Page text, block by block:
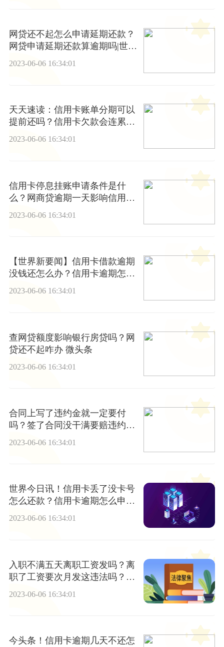
网贷还不起怎么申请延期还款？
网贷申请延期还款算逾期吗|世界
今头条
2023-06-06 16:34:01
天天速读：信用卡账单分期可以
提前还吗？信用卡欠款会连累子
女上学吗？
2023-06-06 16:34:01
信用卡停息挂账申请条件是什
么？网商贷逾期一天影响信用
2023-06-06 16:34:01
【世界新要闻】信用卡借款逾期
没钱还怎么办？信用卡逾期怎么
办停息挂账？
2023-06-06 16:34:01
查网贷额度影响银行房贷吗？网
贷还不起咋办 微头条
2023-06-06 16:34:01
合同上写了违约金就一定要付
吗？签了合同没干满要赔违约金
2023-06-06 16:34:01
世界今日讯！信用卡丢了没卡号
怎么还款？信用卡逾期怎么申请
停息分期？
2023-06-06 16:34:01
入职不满五天离职工资发吗？离
职了工资要次月发这违法吗？_
2023-06-06 16:34:01
今头条！信用卡逾期几天不还怎